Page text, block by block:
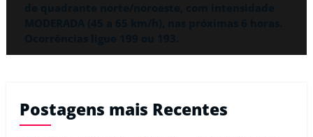
Postagens mais Recentes